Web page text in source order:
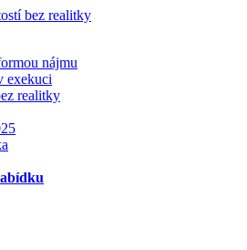
nájmu
exekuci
realitky